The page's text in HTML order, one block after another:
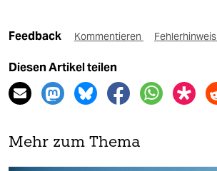
Feedback Kommentieren Fehlerhinweis
Diesen Artikel teilen
Mehr zum Thema